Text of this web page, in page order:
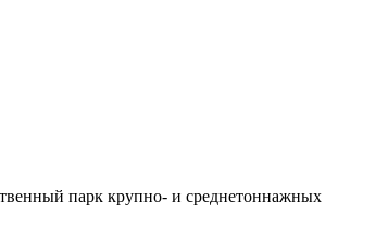
парк крупно- и среднетоннажных